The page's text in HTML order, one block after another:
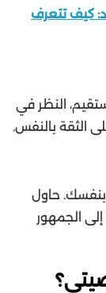
كيف تتعرف
النظر في
الثقة بالنفس.
بنفسك. حاول
الجمهور